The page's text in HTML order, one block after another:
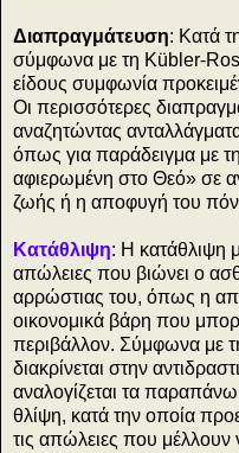
Διαπραγμάτευση: Κατά
σύμφωνα με τη Kübler-
είδους συμφωνία
Οι περισσότερες
αναζητώντας
όπως για παράδειγμα με
αφιερωμένη στο Θεό» σε
ζωής ή η αποφυγή του
Κατάθλιψη: Η κατάθλιψη
απώλειες που βιώνει ο
αρρώστιας του, όπως η
οικονομικά βάρη που
περιβάλλον. Σύμφωνα με
διακρίνεται στην
αναλογίζεται τα
θλίψη, κατά την οποία
τις απώλειες που